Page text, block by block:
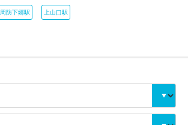
周防下郷駅 上山口駅